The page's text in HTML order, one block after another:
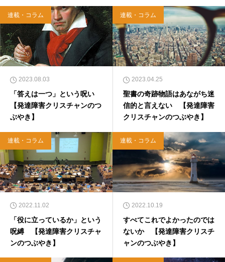
連載・コラム
2023.08.03
「答えは一つ」という呪い
【発達障害クリスチャンのつ
ぶやき】
連載・コラム
2023.04.25
聖書の奇跡物語はあながち迷
信的と言えない 【発達障害
クリスチャンのつぶやき】
連載・コラム
2022.11.02
「役に立っているか」という
呪縛 【発達障害クリスチャ
ンのつぶやき】
連載・コラム
2022.10.19
すべてこれでよかったのでは
ないか 【発達障害クリスチ
ャンのつぶやき】